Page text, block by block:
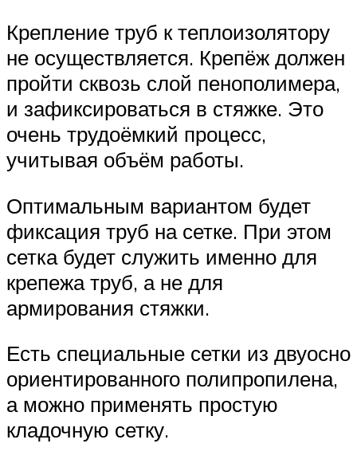
Крепление труб к теплоизолятору
не осуществляется. Крепёж должен
пройти сквозь слой пенополимера,
и зафиксироваться в стяжке. Это
очень трудоёмкий процесс,
учитывая объём работы.
Оптимальным вариантом будет
фиксация труб на сетке. При этом
сетка будет служить именно для
крепежа труб, а не для
армирования стяжки.
Есть специальные сетки из двуосно
ориентированного полипропилена,
а можно применять простую
кладочную сетку.